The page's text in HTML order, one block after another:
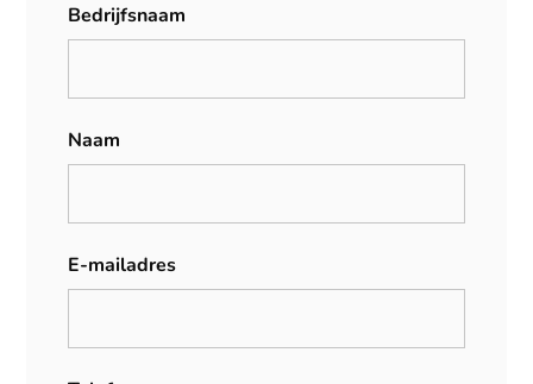
Bedrijfsnaam
Naam
E-mailadres